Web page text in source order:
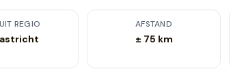
REGIO AFSTAND
± 75 km